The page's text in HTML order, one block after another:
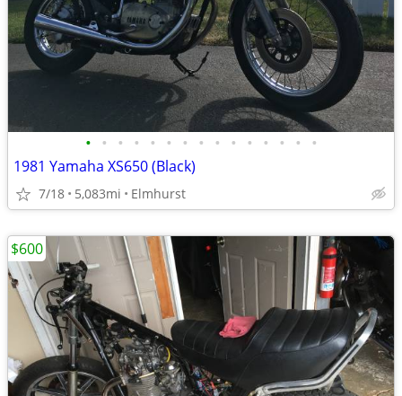
• • • • • • • • • • • • • • •
1981 Yamaha XS650 (Black)
7/18 5,083mi Elmhurst
$600